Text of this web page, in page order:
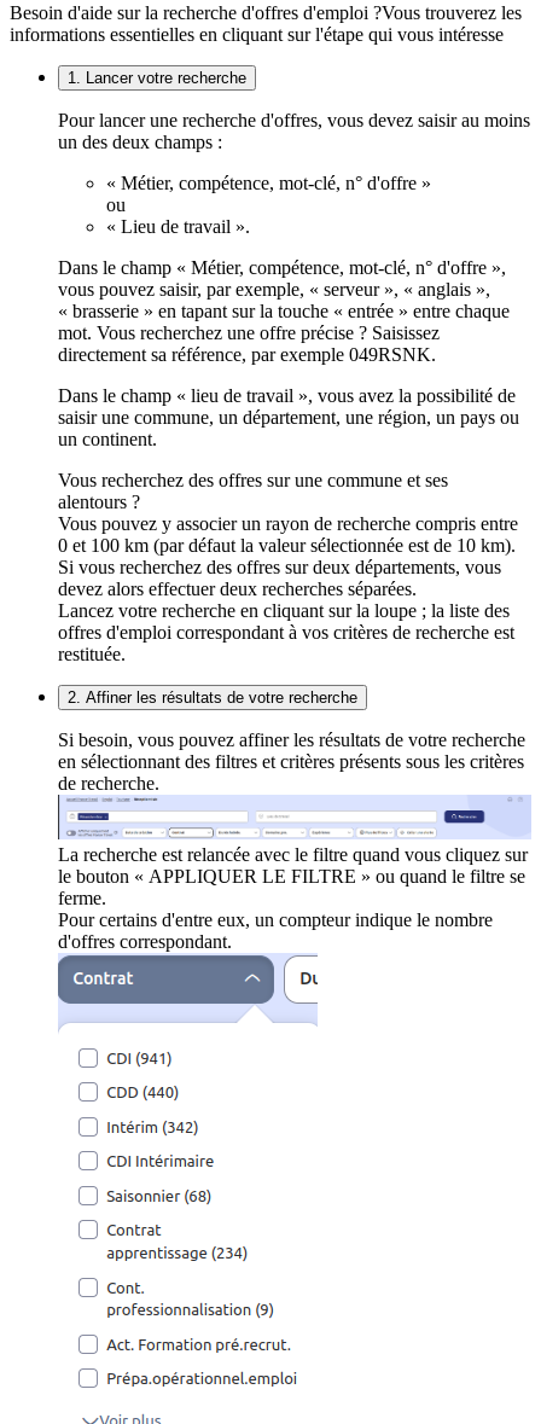
Besoin d'aide sur la recherche d'offres d'emploi ?Vous trouverez les
informations essentielles en cliquant sur l'étape qui vous intéresse
1. Lancer votre recherche
Pour lancer une recherche d'offres, vous devez saisir au moins
un des deux champs :
« Métier, compétence, mot-clé, n° d'offre »
ou
« Lieu de travail ».
Dans le champ « Métier, compétence, mot-clé, n° d'offre »,
vous pouvez saisir, par exemple, « serveur », « anglais »,
« brasserie » en tapant sur la touche « entrée » entre chaque
mot. Vous recherchez une offre précise ? Saisissez
directement sa référence, par exemple 049RSNK.
Dans le champ « lieu de travail », vous avez la possibilité de
saisir une commune, un département, une région, un pays ou
un continent.
Vous recherchez des offres sur une commune et ses
alentours ?
Vous pouvez y associer un rayon de recherche compris entre
0 et 100 km (par défaut la valeur sélectionnée est de 10 km).
Si vous recherchez des offres sur deux départements, vous
devez alors effectuer deux recherches séparées.
Lancez votre recherche en cliquant sur la loupe ; la liste des
offres d'emploi correspondant à vos critères de recherche est
restituée.
2. Affiner les résultats de votre recherche
Si besoin, vous pouvez affiner les résultats de votre recherche
en sélectionnant des filtres et critères présents sous les critères
de recherche.
La recherche est relancée avec le filtre quand vous cliquez sur
le bouton « APPLIQUER LE FILTRE » ou quand le filtre se
ferme.
Pour certains d'entre eux, un compteur indique le nombre
d'offres correspondant.